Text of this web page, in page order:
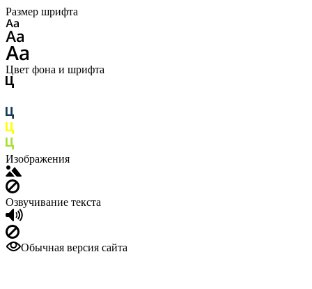
Размер шрифта
Цвет фона и шрифта
Изображения
Озвучивание текста
Обычная версия сайта